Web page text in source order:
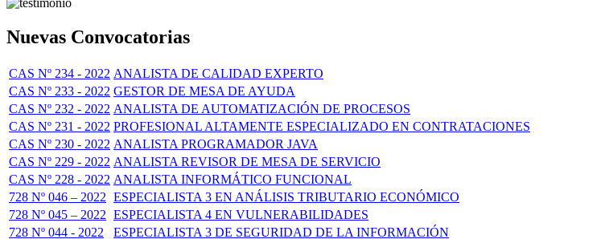
Nuevas Convocatorias
CAS Nº 234 - 2022 ANALISTA DE CALIDAD EXPERTO
CAS Nº 233 - 2022 GESTOR DE MESA DE AYUDA
CAS Nº 232 - 2022 ANALISTA DE AUTOMATIZACIÓN DE PROCESOS
CAS Nº 231 - 2022 PROFESIONAL ALTAMENTE ESPECIALIZADO EN CONTRATACIONES
CAS Nº 230 - 2022 ANALISTA PROGRAMADOR JAVA
CAS Nº 229 - 2022 ANALISTA REVISOR DE MESA DE SERVICIO
CAS Nº 228 - 2022 ANALISTA INFORMÁTICO FUNCIONAL
728 Nº 046 – 2022 ESPECIALISTA 3 EN ANÁLISIS TRIBUTARIO ECONÓMICO
728 Nº 045 – 2022 ESPECIALISTA 4 EN VULNERABILIDADES
728 Nº 044 - 2022
ESPECIALISTA 3 DE SEGURIDAD DE LA INFORMACIÓN